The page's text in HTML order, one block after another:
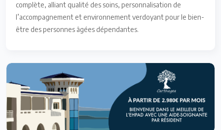
complète, alliant qualité des soins, personnalisation de
l’accompagnement et environnement verdoyant pour le bien-
être des personnes âgées dépendantes.